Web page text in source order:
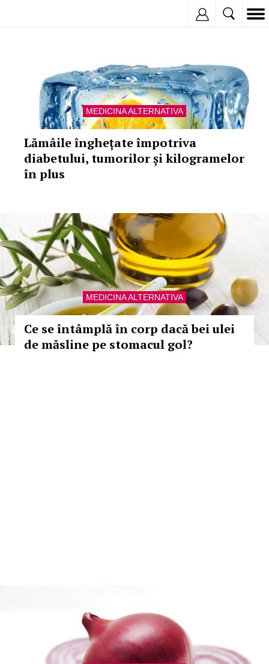
MEDICINA ALTERNATIVA
Lămâile înghețate împotriva
diabetului, tumorilor și kilogramelor
în plus
MEDICINA ALTERNATIVA
Ce se întâmplă în corp dacă bei ulei
de măsline pe stomacul gol?